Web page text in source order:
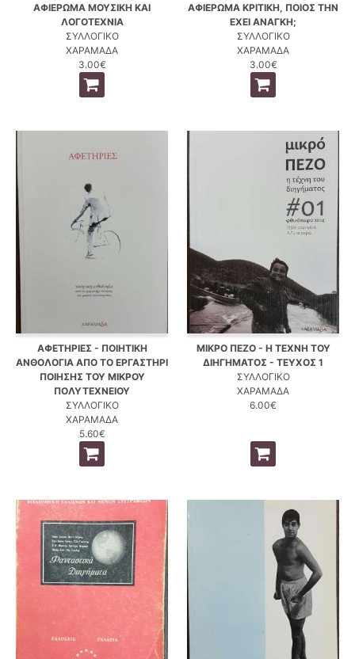
ΑΦΙΕΡΩΜΑ ΜΟΥΣΙΚΗ ΚΑΙ
ΛΟΓΟΤΕΧΝΙΑ
ΣΥΛΛΟΓΙΚΟ
ΧΑΡΑΜΑΔΑ
3.00€
ΑΦΙΕΡΩΜΑ ΚΡΙΤΙΚΗ, ΠΟΙΟΣ ΤΗΝ
ΕΧΕΙ ΑΝΑΓΚΗ;
ΣΥΛΛΟΓΙΚΟ
ΧΑΡΑΜΑΔΑ
3.00€
ΑΦΕΤΗΡΙΕΣ - ΠΟΙΗΤΙΚΗ
ΑΝΘΟΛΟΓΙΑ ΑΠΟ ΤΟ ΕΡΓΑΣΤΗΡΙ
ΠΟΙΗΣΗΣ ΤΟΥ ΜΙΚΡΟΥ
ΠΟΛΥΤΕΧΝΕΙΟΥ
ΣΥΛΛΟΓΙΚΟ
ΧΑΡΑΜΑΔΑ
5.60€
ΜΙΚΡΟ ΠΕΖΟ - Η ΤΕΧΝΗ ΤΟΥ
ΔΙΗΓΗΜΑΤΟΣ - ΤΕΥΧΟΣ 1
ΣΥΛΛΟΓΙΚΟ
ΧΑΡΑΜΑΔΑ
6.00€